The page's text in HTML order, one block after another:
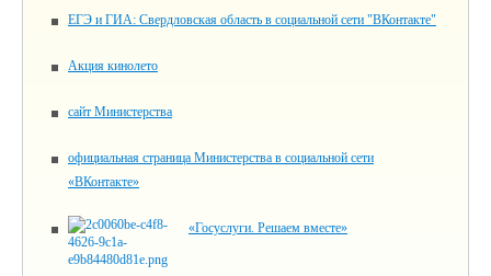
ЕГЭ и ГИА: Свердловская область в социальной сети "ВКонтакте"
Акция кинолето
сайт Министерства
официальная страница Министерства в социальной сети
«ВКонтакте»
«Госуслуги. Решаем вместе»